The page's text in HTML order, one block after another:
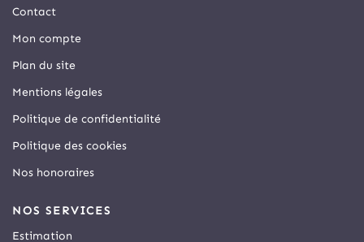
Contact
Mon compte
Plan du site
Mentions légales
Politique de confidentialité
Politique des cookies
Nos honoraires
NOS SERVICES
Estimation